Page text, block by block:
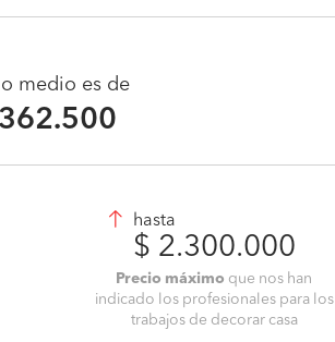
medio es de
hasta
$ 2.300.000
Precio máximo que nos han
indicado los profesionales para los
trabajos de decorar casa